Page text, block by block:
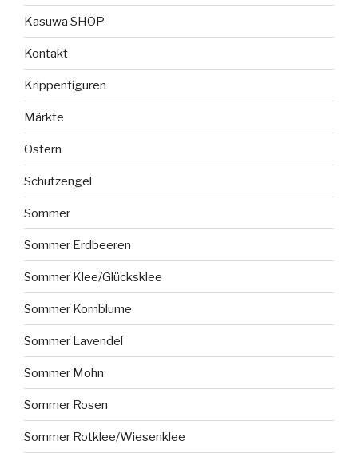
Kasuwa SHOP
Kontakt
Krippenfiguren
Märkte
Ostern
Schutzengel
Sommer
Sommer Erdbeeren
Sommer Klee/Glücksklee
Sommer Kornblume
Sommer Lavendel
Sommer Mohn
Sommer Rosen
Sommer Rotklee/Wiesenklee